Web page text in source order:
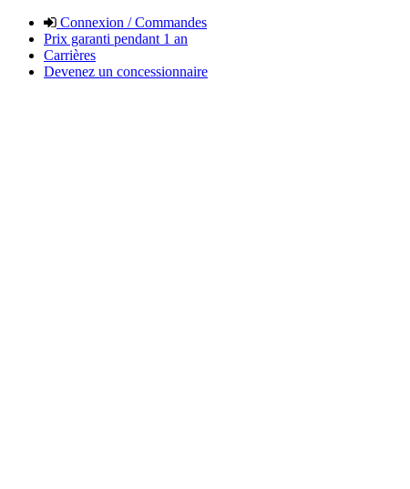
Connexion / Commandes
Prix garanti pendant 1 an
Carrières
Devenez un concessionnaire